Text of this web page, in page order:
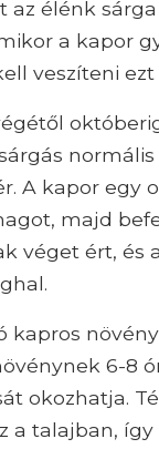
az élénk
a kapor
veszíteni
A kapor egy
majd
véget ért,
kapros
6-8
okozhatja.
a talajban,